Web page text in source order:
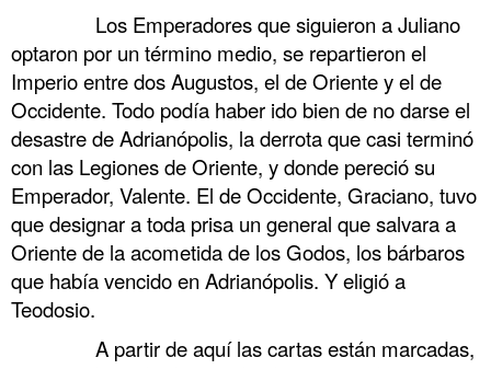
Los Emperadores que siguieron a Juliano
optaron por un término medio, se repartieron el
Imperio entre dos Augustos, el de Oriente y el de
Occidente. Todo podía haber ido bien de no darse el
desastre de Adrianópolis, la derrota que casi terminó
con las Legiones de Oriente, y donde pereció su
Emperador, Valente. El de Occidente, Graciano, tuvo
que designar a toda prisa un general que salvara a
Oriente de la acometida de los Godos, los bárbaros
que había vencido en Adrianópolis. Y eligió a
Teodosio.
A partir de aquí las cartas están marcadas,